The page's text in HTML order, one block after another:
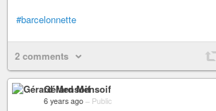
#barcelonnette
2 comments
Gérard Mensoif
6 years ago – Public